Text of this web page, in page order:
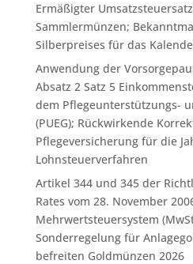
Ermäßigter
Sammlermünzen;
Silberpreises für das
Anwendung der
Absatz 2 Satz 5
dem Pflegeunterstützungs-
(PUEG); Rückwirkende
Pflegeversicherung für die
Lohnsteuerverfahren
Artikel 344 und 345 der
Rates vom 28. November
Mehrwertsteuersystem
Sonderregelung für
befreiten Goldmünzen 2026